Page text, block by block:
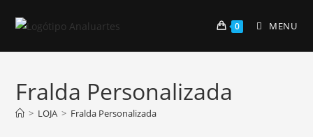
0 MENU
Fralda Personalizada
> LOJA > Fralda Personalizada